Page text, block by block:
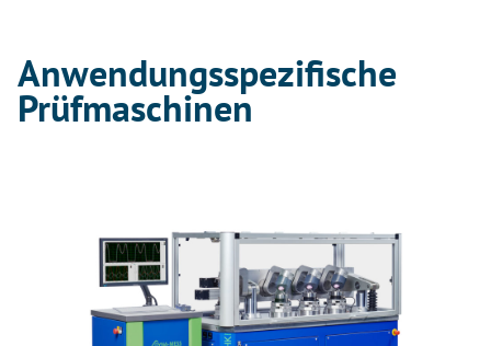
Anwendungsspezifische
Prüfmaschinen